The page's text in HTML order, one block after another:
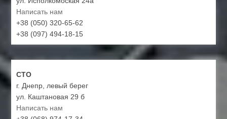
Написать нам
+38 (050) 320-65-62
+38 (097) 494-18-15
СТО
г. Днепр, левый берег
ул. Каштановая 29 б
Написать нам